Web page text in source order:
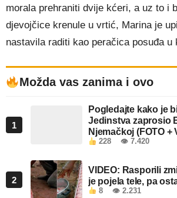
morala prehraniti dvije kćeri, a uz to i
djevojčice krenule u vrtić, Marina je
nastavila raditi kao peračica posuđa u
Možda vas zanima i ovo
1
Pogledajte kako je
Jedinstva zaprosio
Njemačkoj (FOTO +
228 👁 7.420
2
VIDEO: Rasporili
je pojela tele, pa
8 👁 2.231